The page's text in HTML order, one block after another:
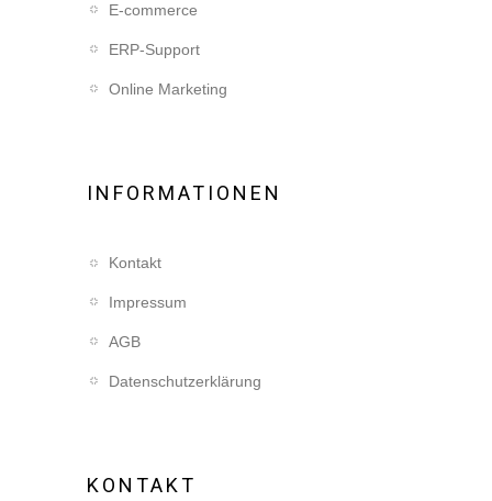
E-commerce
ERP-Support
Online Marketing
INFORMATIONEN
Kontakt
Impressum
AGB
Datenschutzerklärung
KONTAKT